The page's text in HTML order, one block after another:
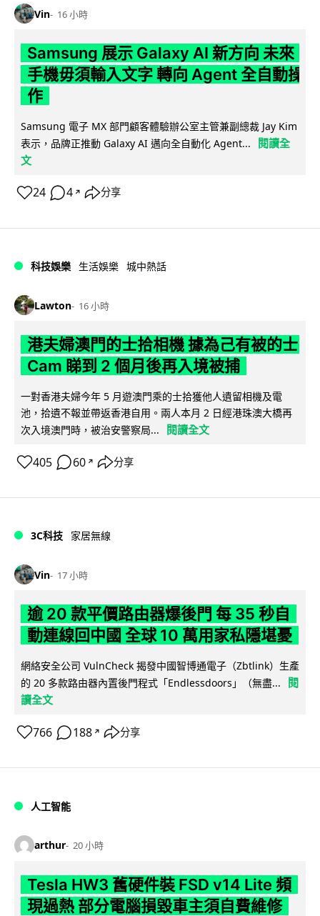
Vin 16 小時
Samsung 展示 Galaxy AI 新方向 未來
手機毋須輸入文字 轉向 Agent 全自動操
作
Samsung 電子 MX 部門顧客體驗辦公室主管兼副總裁 Jay Kim
表示，品牌正推動 Galaxy AI 邁向全自動化 Agent...
閱讀全
文
24 4 ↗ 分享
科技娛樂 生活娛樂 城中熱話
Lawton 16 小時
港夫婦澳門的士拾相機 據為己有被的士
Cam 睇到 2 個月後再入境被捕
一對香港夫婦今年 5 月遊澳門乘的士拾獲他人遺留相機及電
池，拾遺不報並帶返香港自用。兩人本月 2 日經港珠澳大橋再
次入境澳門時，被治安警察局...
閱讀全文
405 60 ↗ 分享
3C科技 家居無線
Vin 17 小時
逾 20 款平價路由器爆後門 每 35 秒自
動連線回中國 全球 10 萬用家私隱堪憂
網絡安全公司 VulnCheck 揭發中國智博通電子（Zbtlink）生產
的 20 多款路由器內置後門程式「Endlessdoors」（無盡...
閱
讀全文
766 188 ↗ 分享
人工智能
arthur 20 小時
Tesla HW3 舊硬件裝 FSD v14 Lite 頻
現過熱 部分電腦損毀車主須自費維修